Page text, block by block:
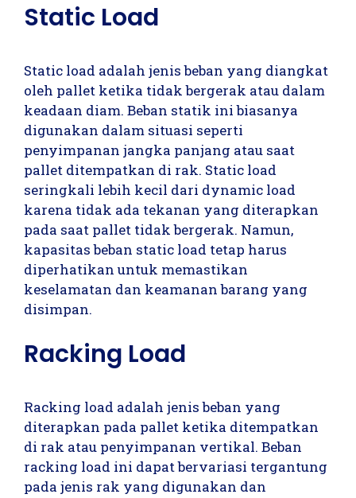
Static Load
Static load adalah jenis beban yang diangkat
oleh pallet ketika tidak bergerak atau dalam
keadaan diam. Beban statik ini biasanya
digunakan dalam situasi seperti
penyimpanan jangka panjang atau saat
pallet ditempatkan di rak. Static load
seringkali lebih kecil dari dynamic load
karena tidak ada tekanan yang diterapkan
pada saat pallet tidak bergerak. Namun,
kapasitas beban static load tetap harus
diperhatikan untuk memastikan
keselamatan dan keamanan barang yang
disimpan.
Racking Load
Racking load adalah jenis beban yang
diterapkan pada pallet ketika ditempatkan
di rak atau penyimpanan vertikal. Beban
racking load ini dapat bervariasi tergantung
pada jenis rak yang digunakan dan